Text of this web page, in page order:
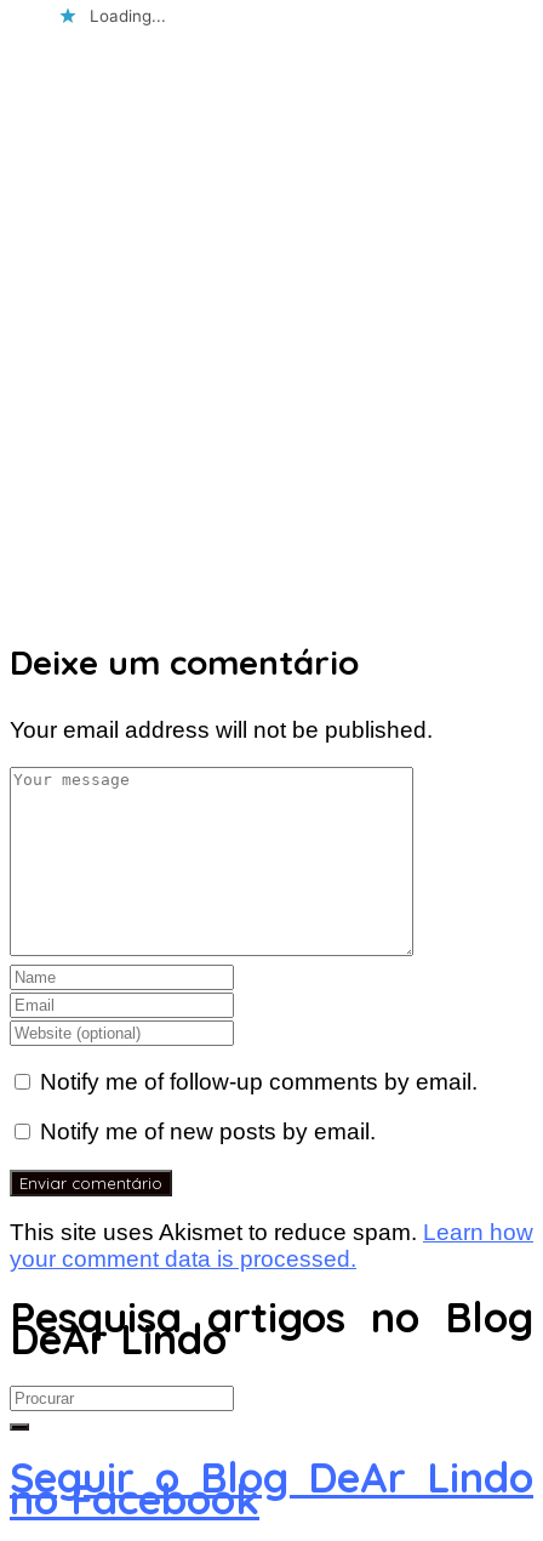
Loading...
Deixe um comentário
Your email address will not be published.
Notify me of follow-up comments by email.
Notify me of new posts by email.
This site uses Akismet to reduce spam. Learn how
your comment data is processed.
Pesquisa artigos no Blog
DeAr Lindo
Search
for:
Seguir o Blog DeAr Lindo
no Facebook